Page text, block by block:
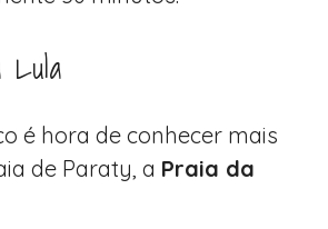
é hora de conhecer mais
de Paraty, a Praia da